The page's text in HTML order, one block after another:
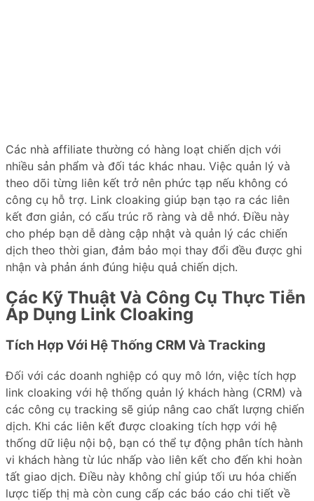
Các nhà affiliate thường có hàng loạt chiến dịch với
nhiều sản phẩm và đối tác khác nhau. Việc quản lý và
theo dõi từng liên kết trở nên phức tạp nếu không có
công cụ hỗ trợ. Link cloaking giúp bạn tạo ra các liên
kết đơn giản, có cấu trúc rõ ràng và dễ nhớ. Điều này
cho phép bạn dễ dàng cập nhật và quản lý các chiến
dịch theo thời gian, đảm bảo mọi thay đổi đều được ghi
nhận và phản ánh đúng hiệu quả chiến dịch.
Các Kỹ Thuật Và Công Cụ Thực Tiễn
Áp Dụng Link Cloaking
Tích Hợp Với Hệ Thống CRM Và Tracking
Đối với các doanh nghiệp có quy mô lớn, việc tích hợp
link cloaking với hệ thống quản lý khách hàng (CRM) và
các công cụ tracking sẽ giúp nâng cao chất lượng chiến
dịch. Khi các liên kết được cloaking tích hợp với hệ
thống dữ liệu nội bộ, bạn có thể tự động phân tích hành
vi khách hàng từ lúc nhấp vào liên kết cho đến khi hoàn
tất giao dịch. Điều này không chỉ giúp tối ưu hóa chiến
lược tiếp thị mà còn cung cấp các báo cáo chi tiết về